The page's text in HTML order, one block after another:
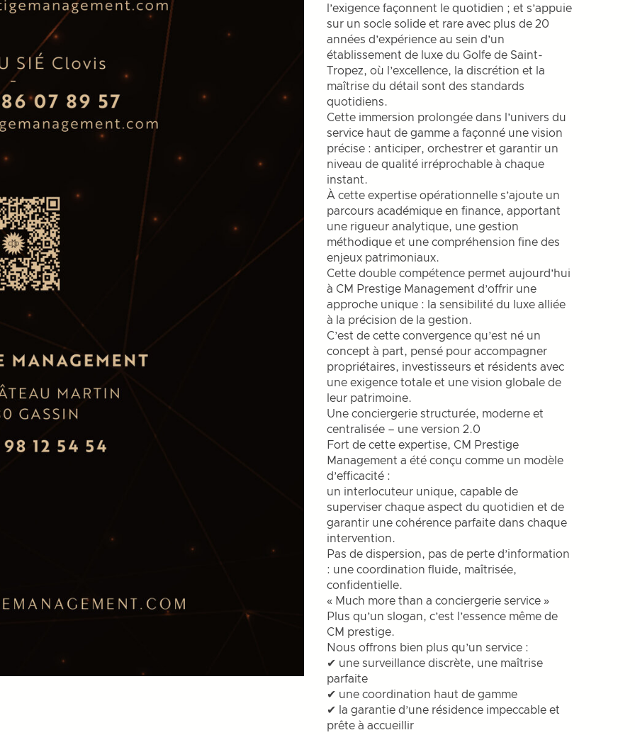
l’exigence façonnent le quotidien ; et s’appuie
sur un socle solide et rare avec plus de 20
années d’expérience au sein d’un
établissement de luxe du Golfe de Saint-
Tropez, où l’excellence, la discrétion et la
maîtrise du détail sont des standards
quotidiens.
Cette immersion prolongée dans l’univers du
service haut de gamme a façonné une vision
précise : anticiper, orchestrer et garantir un
niveau de qualité irréprochable à chaque
instant.
À cette expertise opérationnelle s’ajoute un
parcours académique en finance, apportant
une rigueur analytique, une gestion
méthodique et une compréhension fine des
enjeux patrimoniaux.
Cette double compétence permet aujourd’hui
à CM Prestige Management d’offrir une
approche unique : la sensibilité du luxe alliée
à la précision de la gestion.
C’est de cette convergence qu’est né un
concept à part, pensé pour accompagner
propriétaires, investisseurs et résidents avec
une exigence totale et une vision globale de
leur patrimoine.
Une conciergerie structurée, moderne et
centralisée – une version 2.0
Fort de cette expertise, CM Prestige
Management a été conçu comme un modèle
d’efficacité :
un interlocuteur unique, capable de
superviser chaque aspect du quotidien et de
garantir une cohérence parfaite dans chaque
intervention.
Pas de dispersion, pas de perte d’information
: une coordination fluide, maîtrisée,
confidentielle.
« Much more than a conciergerie service »
Plus qu’un slogan, c’est l’essence même de
CM prestige.
Nous offrons bien plus qu’un service :
✔ une surveillance discrète, une maîtrise
parfaite
✔ une coordination haut de gamme
✔ la garantie d’une résidence impeccable et
prête à accueillir